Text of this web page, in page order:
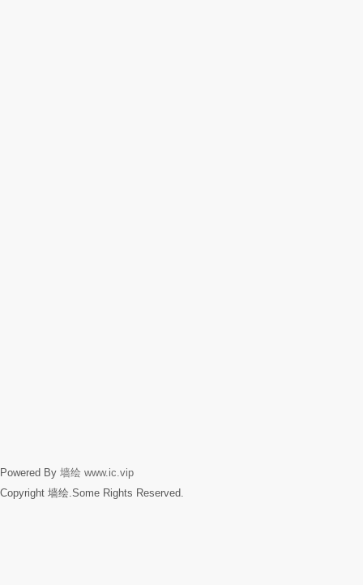
Powered By 墙绘 www.ic.vip
Copyright 墙绘.Some Rights Reserved.